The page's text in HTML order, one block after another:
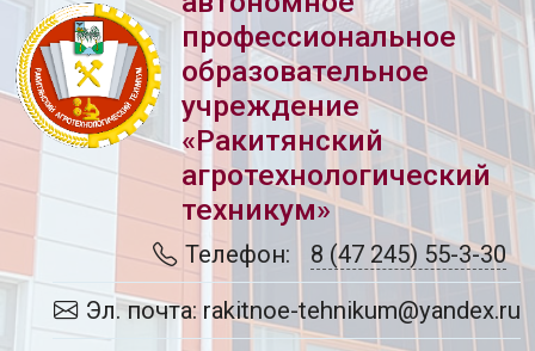
профессиональное
образовательное
учреждение
«Ракитянский
агротехнологический
техникум»
Телефон:
8 (47 245) 55-3-30
Эл. почта: rakitnoe-tehnikum@yandex.ru